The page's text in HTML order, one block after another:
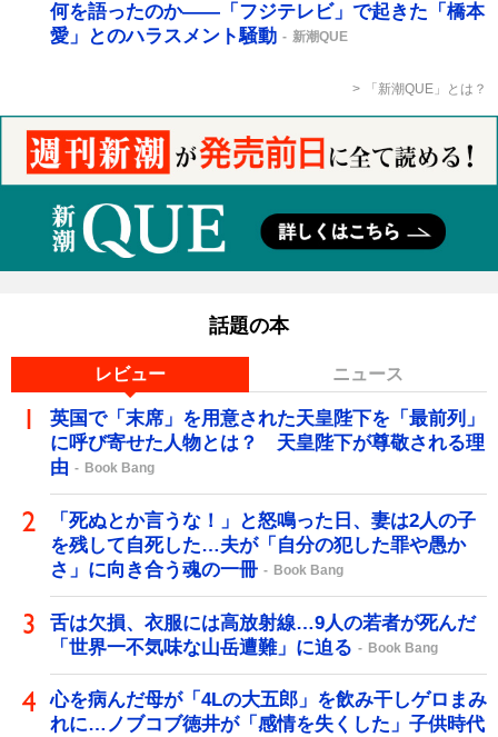
何を語ったのか――「フジテレビ」で起きた「橋本
愛」とのハラスメント騒動
新潮QUE
「新潮QUE」とは？
話題の本
レビュー ニュース
英国で「末席」を用意された天皇陛下を「最前列」
に呼び寄せた人物とは？ 天皇陛下が尊敬される理
由
Book Bang
「死ぬとか言うな！」と怒鳴った日、妻は2人の子
を残して自死した…夫が「自分の犯した罪や愚か
さ」に向き合う魂の一冊
Book Bang
舌は欠損、衣服には高放射線…9人の若者が死んだ
「世界一不気味な山岳遭難」に迫る
Book Bang
心を病んだ母が「4Lの大五郎」を飲み干しゲロまみ
れに…ノブコブ徳井が「感情を失くした」子供時代